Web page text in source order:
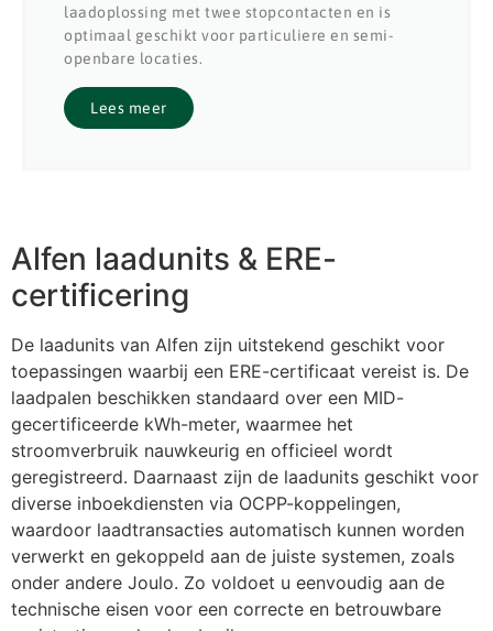
laadoplossing met twee stopcontacten en is
optimaal geschikt voor particuliere en semi-
openbare locaties.
Lees meer
Alfen laadunits & ERE-
certificering
De laadunits van Alfen zijn uitstekend geschikt voor
toepassingen waarbij een ERE-certificaat vereist is. De
laadpalen beschikken standaard over een MID-
gecertificeerde kWh-meter, waarmee het
stroomverbruik nauwkeurig en officieel wordt
geregistreerd. Daarnaast zijn de laadunits geschikt voor
diverse inboekdiensten via OCPP-koppelingen,
waardoor laadtransacties automatisch kunnen worden
verwerkt en gekoppeld aan de juiste systemen, zoals
onder andere Joulo. Zo voldoet u eenvoudig aan de
technische eisen voor een correcte en betrouwbare